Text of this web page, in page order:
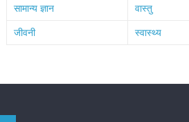
सामान्य ज्ञान
वास्तु
जीवनी
स्वास्थ्य